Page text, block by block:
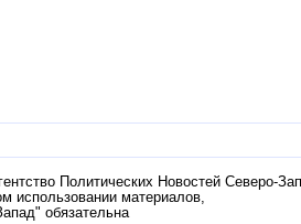
Политических Новостей Северо-
использовании материалов,
обязательна